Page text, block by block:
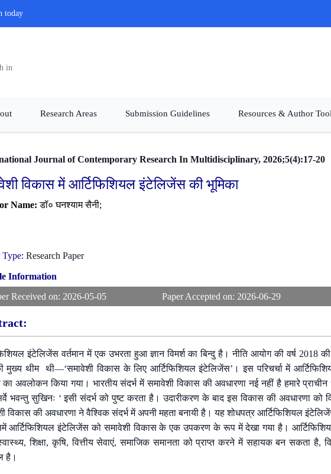
today
in
Research Areas Submission Guidelines Resources & Author
Journal of Contemporary Research In Multidisciplinary, 2026;5(4):17-20
विकास में आर्टिफिशियल इंटेलिजेंस की भूमिका
Name:डॉ० घनश्याम सैनी;
Type: Research Paper
Information
Received on: 2026-05-05 Paper Accepted on: 2026-06-29
इंटेलिजेंस वर्तमान में एक उभरता हुआ ज्ञान विमर्श का बिन्दु है। नीति आयोग की वर्ष 2018
मुख्य थीम थी—‘समावेशी विकास के लिए आर्टिफिशियल इंटेलिजेंस’। इस परिचर्चा में
का अवलोकन किया गया। भारतीय संदर्भ में समावेशी विकास की अवधारणा नई नहीं है हमारे
भवन्तु सुखिनः ‘ इसी संदर्भ को पुष्ट करता है। उदारीकरण के बाद इस विकास की अवधारणा को
विकास की अवधारणा ने वैश्विक संदर्भ में अपनी महता बनायी है। यह शोधपत्र आर्टिफिशियल
आर्टिफिशियल इंटेलिजेंस को समावेशी विकास के एक उपकरण के रूप में देखा गया है।
शिक्षा, कृषि, वित्तीय सेवाएं, समाजिक समानता को प्राप्त करने में सहायक बन सकता
है।